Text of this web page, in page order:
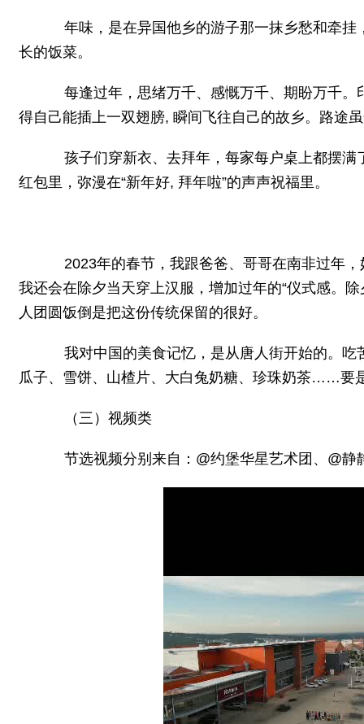
年味，是在异国他乡的游子那一抹乡愁和牵挂
长的饭菜。
每逢过年，思绪万千、感慨万千、期盼万千。
得自己能插上一双翅膀, 瞬间飞往自己的故乡。路途
孩子们穿新衣、去拜年，每家每户桌上都摆满
红包里，弥漫在“新年好, 拜年啦”的声声祝福里。
2023年的春节，我跟爸爸、哥哥在南非过年，
我还会在除夕当天穿上汉服，增加过年的“仪式感。
人团圆饭倒是把这份传统保留的很好。
我对中国的美食记忆，是从唐人街开始的。吃
瓜子、雪饼、山楂片、大白兔奶糖、珍珠奶茶……要
（三）视频类
节选视频分别来自：@约堡华星艺术团、@静